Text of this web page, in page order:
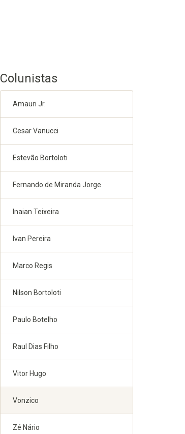
Colunistas
Amauri Jr.
Cesar Vanucci
Estevão Bortoloti
Fernando de Miranda Jorge
Inaian Teixeira
Ivan Pereira
Marco Regis
Nilson Bortoloti
Paulo Botelho
Raul Dias Filho
Vitor Hugo
Vonzico
Zé Nário